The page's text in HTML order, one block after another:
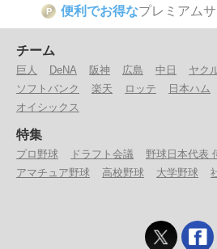
P 便利でお得なプレミアム
チーム
巨人 DeNA 阪神 広島 中日 ヤク
ソフトバンク
楽天 ロッテ 日本ハム
オイシックス
特集
プロ野球 ドラフト会議
野球日本代表
アマチュア野球
高校野球 大学野球